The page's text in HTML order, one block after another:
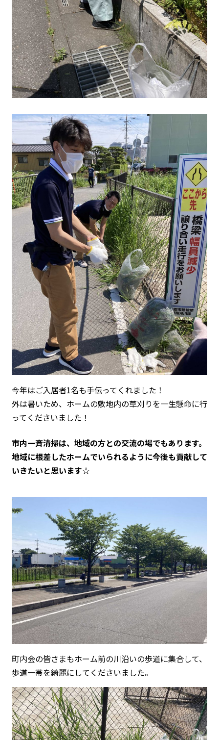
今年はご入居者1名も手伝ってくれました！
外は暑いため、ホームの敷地内の草刈りを一生懸命に行
ってくださいました！
市内一斉清掃は、地域の方との交流の場でもあります。
地域に根差したホームでいられるように今後も貢献して
いきたいと思います☆
町内会の皆さまもホーム前の川沿いの歩道に集合して、
歩道一帯を綺麗にしてくださいました。